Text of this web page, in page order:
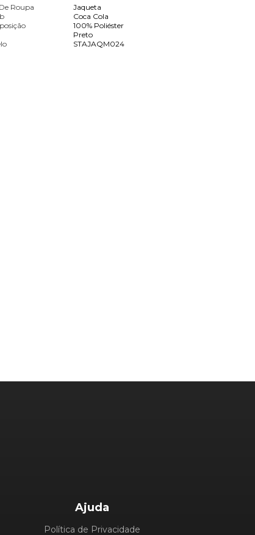
Roupa
Jaqueta
Coca Cola
100% Poliéster
Preto
STAJAQM024
Ajuda
Política de Privacidade